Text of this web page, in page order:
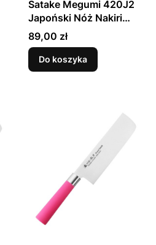
Satake Megumi 420J2
Japoński Nóż Nakiri
16cm
Cena
89,00 zł
Do koszyka